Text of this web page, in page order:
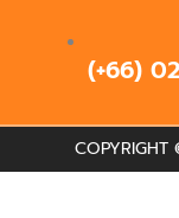
(+66)